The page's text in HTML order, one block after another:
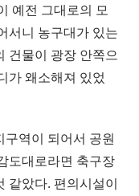
예전 그대로의 모
서니 농구대가 있는
건물이 광장 안쪽으
가 왜소해져 있었
역이 되어서 공원
도대로라면 축구장
같았다. 편의시설이